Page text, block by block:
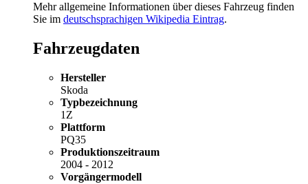
Mehr allgemeine Informationen über dieses Fahrzeug finden
Sie im deutschsprachigen Wikipedia Eintrag.
Fahrzeugdaten
Hersteller
Skoda
Typbezeichnung
1Z
Plattform
PQ35
Produktionszeitraum
2004 - 2012
Vorgängermodell